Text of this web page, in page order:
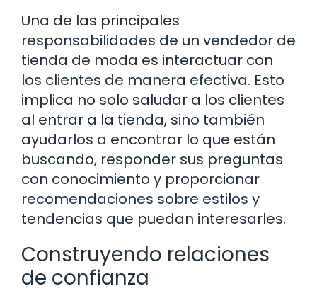
Una de las principales
responsabilidades de un vendedor de
tienda de moda es interactuar con
los clientes de manera efectiva. Esto
implica no solo saludar a los clientes
al entrar a la tienda, sino también
ayudarlos a encontrar lo que están
buscando, responder sus preguntas
con conocimiento y proporcionar
recomendaciones sobre estilos y
tendencias que puedan interesarles.
Construyendo relaciones
de confianza